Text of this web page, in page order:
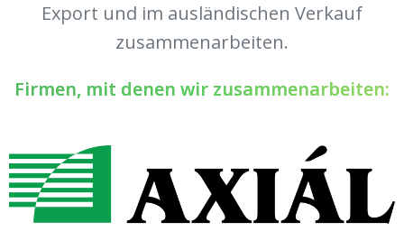
Export und im ausländischen Verkauf
zusammenarbeiten.
Firmen, mit denen wir zusammenarbeiten: